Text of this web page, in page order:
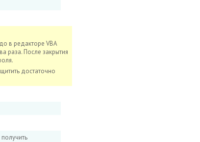
в редакторе VBA
раза. После закрытия
достаточно